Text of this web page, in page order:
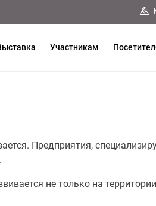
Участникам
Предприятия,
не только на